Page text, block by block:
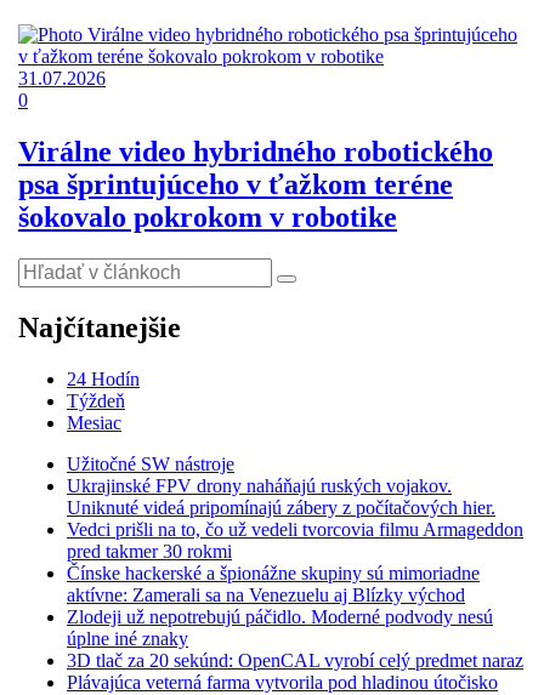
31.07.2026
0
Virálne video hybridného robotického
psa šprintujúceho v ťažkom teréne
šokovalo pokrokom v robotike
Najčítanejšie
24 Hodín
Týždeň
Mesiac
Užitočné SW nástroje
Ukrajinské FPV drony naháňajú ruských vojakov.
Uniknuté videá pripomínajú zábery z počítačových hier.
Vedci prišli na to, čo už vedeli tvorcovia filmu Armageddon
pred takmer 30 rokmi
Čínske hackerské a špionážne skupiny sú mimoriadne
aktívne: Zamerali sa na Venezuelu aj Blízky východ
Zlodeji už nepotrebujú páčidlo. Moderné podvody nesú
úplne iné znaky
3D tlač za 20 sekúnd: OpenCAL vyrobí celý predmet naraz
Plávajúca veterná farma vytvorila pod hladinou útočisko